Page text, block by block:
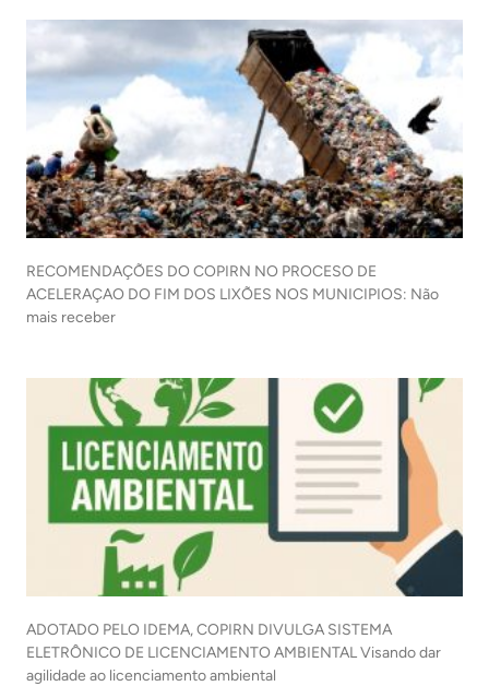
RECOMENDAÇÕES DO COPIRN NO PROCESO DE
ACELERAÇAO DO FIM DOS LIXÕES NOS MUNICIPIOS: Não
mais receber
ADOTADO PELO IDEMA, COPIRN DIVULGA SISTEMA
ELETRÔNICO DE LICENCIAMENTO AMBIENTAL Visando dar
agilidade ao licenciamento ambiental